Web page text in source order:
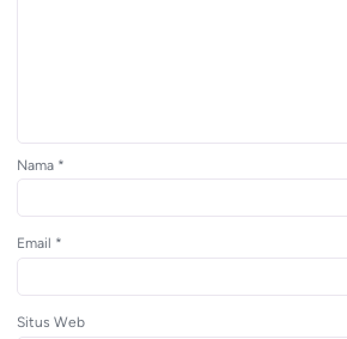
Nama *
Email *
Situs Web